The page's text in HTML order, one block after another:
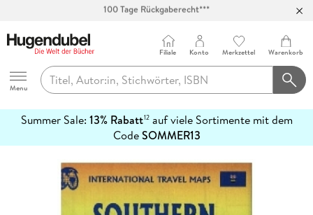
Abholung in über 100 Filialen
Hugendubel
Menu
Filiale Konto Merkzettel Warenkorb
Summer Sale: 13% Rabatt12auf viele Sortimente mit dem
CodeSOMMER13
erfahren